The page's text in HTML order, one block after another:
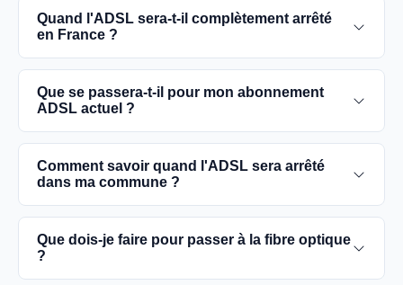
Quand l'ADSL sera-t-il complètement arrêté
en France ?
L'extinction complète du réseau ADSL est prévue
pour 2030. D'ici là, les utilisateurs sont
optique, plus rapides et fiables.
Que se passera-t-il pour mon abonnement
ADSL actuel ?
Vous pouvez continuer à utiliser votre
abonnement ADSL jusqu'à la date de fermeture du
conseillé de passer à la fibre optique dès que
possible pour une meilleure qualité de service.
Comment savoir quand l'ADSL sera arrêté
dans ma commune ?
Les dates précises de fermeture de l'ADSL varient
selon les communes. Vous pouvez trouver ces
Que dois-je faire pour passer à la fibre optique
?